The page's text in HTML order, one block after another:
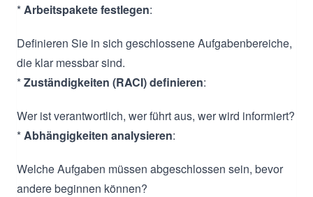
*Arbeitspakete festlegen:
Definieren Sie in sich geschlossene Aufgabenbereiche,
die klar messbar sind.
*Zuständigkeiten (RACI) definieren:
Wer ist verantwortlich, wer führt aus, wer wird informiert?
*Abhängigkeiten analysieren:
Welche Aufgaben müssen abgeschlossen sein, bevor
andere beginnen können?